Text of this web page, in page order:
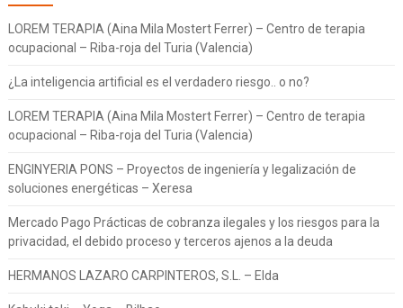
LOREM TERAPIA (Aina Mila Mostert Ferrer) – Centro de terapia
ocupacional – Riba-roja del Turia (Valencia)
¿La inteligencia artificial es el verdadero riesgo.. o no?
LOREM TERAPIA (Aina Mila Mostert Ferrer) – Centro de terapia
ocupacional – Riba-roja del Turia (Valencia)
ENGINYERIA PONS – Proyectos de ingeniería y legalización de
soluciones energéticas – Xeresa
Mercado Pago Prácticas de cobranza ilegales y los riesgos para la
privacidad, el debido proceso y terceros ajenos a la deuda
HERMANOS LAZARO CARPINTEROS, S.L. – Elda